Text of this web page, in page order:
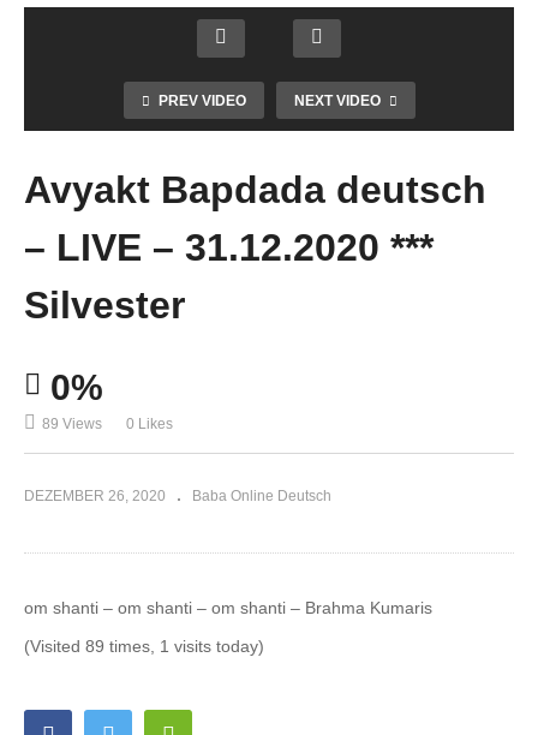
PREV VIDEO NEXT VIDEO
Avyakt Bapdada deutsch
– LIVE – 31.12.2020 ***
Silvester
0%
89 Views 0 Likes
DEZEMBER 26, 2020 Baba Online Deutsch
om shanti – om shanti – om shanti – Brahma Kumaris
(Visited 89 times, 1 visits today)